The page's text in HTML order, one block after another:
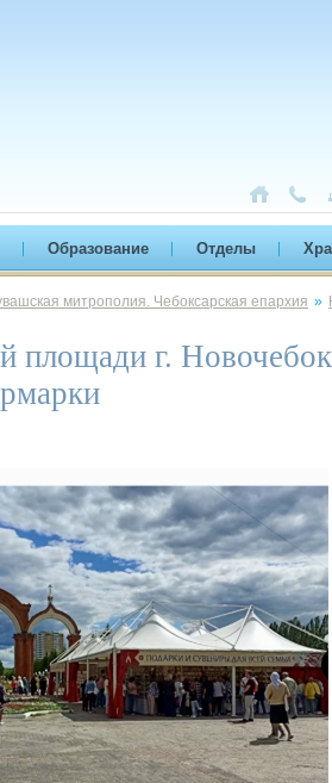
Образование Отделы
митрополия. Чебоксарская епархия »
площади г.